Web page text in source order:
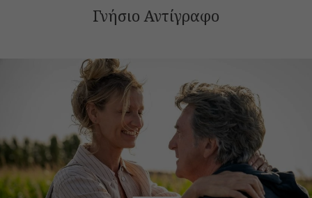
Γνήσιο Αντίγραφο